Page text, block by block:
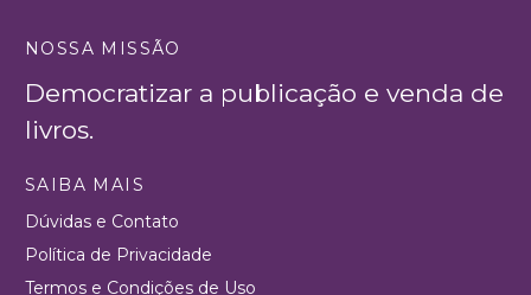
NOSSA MISSÃO
Democratizar a publicação e venda de
livros.
SAIBA MAIS
Dúvidas e Contato
Política de Privacidade
Termos e Condições de Uso